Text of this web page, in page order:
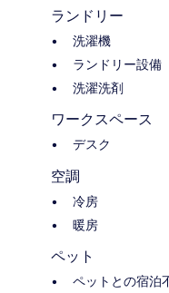
ランドリー
洗濯機
ランドリー設備
洗濯洗剤
ワークスペース
デスク
空調
冷房
暖房
ペット
ペットとの宿泊